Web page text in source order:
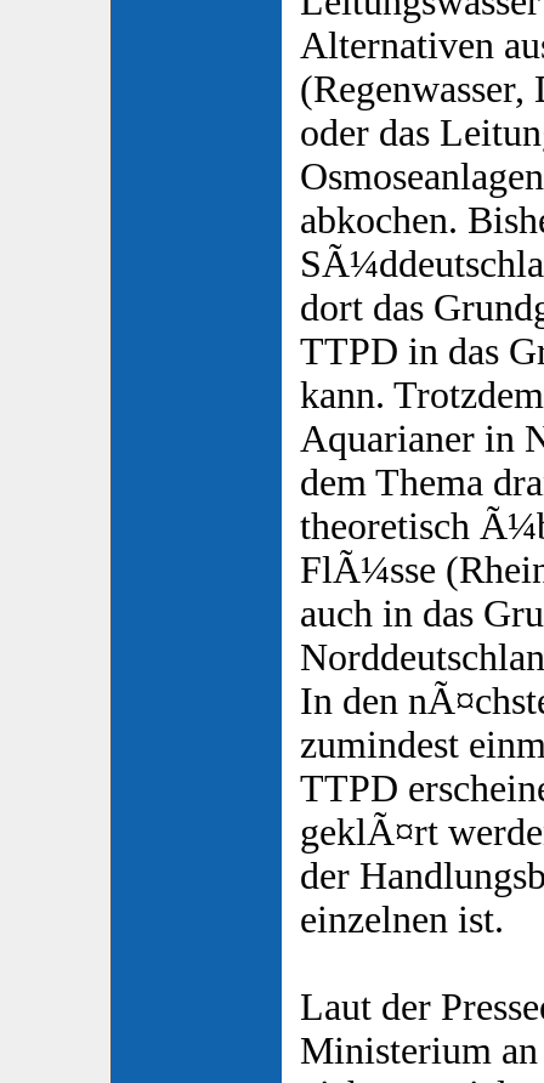
Alternativen
(Regenwasser,
oder das
abkochen.
dort das
TTPD in das
kann.
Aquarianer in
dem Thema
theoretisch
FlÃ¼sse
auch in das
In den
zumindest
TTPD
geklÃ¤rt
der
einzelnen ist.
Laut der
Ministerium an